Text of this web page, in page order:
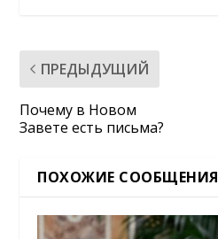
ПРЕДЫДУЩИЙ
Почему в Новом
Завете есть письма?
ПОХОЖИЕ СООБЩЕНИЯ